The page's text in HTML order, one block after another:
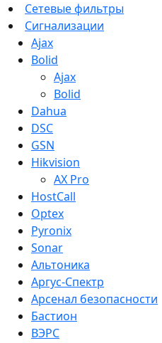
Сетевые фильтры
Сигнализации
Ajax
Bolid
Ajax
Bolid
Dahua
DSC
GSN
Hikvision
AX Pro
HostCall
Optex
Pyronix
Sonar
Альтоника
Аргус-Спектр
Арсенал безопасности
Бастион
ВЭРС